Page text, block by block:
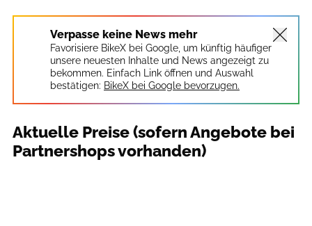
Verpasse keine News mehr
Favorisiere BikeX bei Google, um künftig häufiger
unsere neuesten Inhalte und News angezeigt zu
bekommen. Einfach Link öffnen und Auswahl
bestätigen: BikeX bei Google bevorzugen.
Aktuelle Preise (sofern Angebote bei
Partnershops vorhanden)